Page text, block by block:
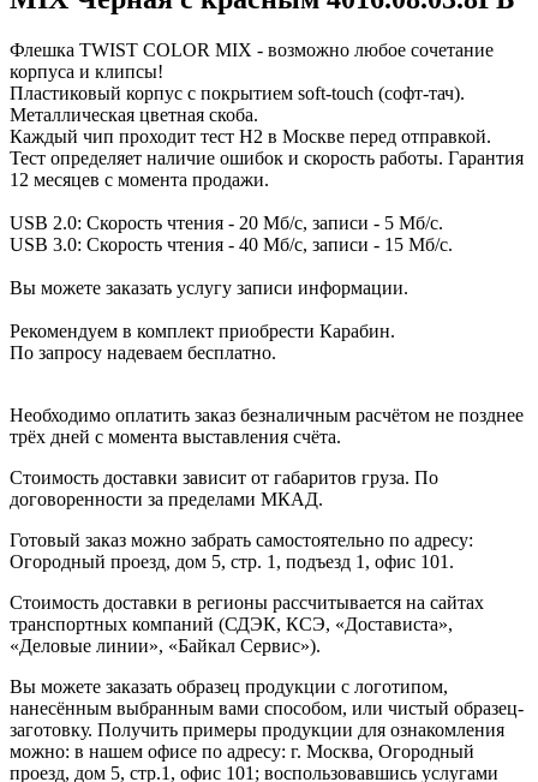
Флешка TWIST COLOR MIX - возможно любое сочетание
корпуса и клипсы!
Пластиковый корпус с покрытием soft-touch (софт-тач).
Металлическая цветная скоба.
Каждый чип проходит тест H2 в Москве перед отправкой.
Тест определяет наличие ошибок и скорость работы. Гарантия
12 месяцев с момента продажи.
USB 2.0: Скорость чтения - 20 Мб/с, записи - 5 Мб/с.
USB 3.0: Скорость чтения - 40 Мб/с, записи - 15 Мб/с.
Вы можете заказать услугу записи информации.
Рекомендуем в комплект приобрести Карабин.
По запросу надеваем бесплатно.
Необходимо оплатить заказ безналичным расчётом не позднее
трёх дней с момента выставления счёта.
Стоимость доставки зависит от габаритов груза. По
договоренности за пределами МКАД.
Готовый заказ можно забрать самостоятельно по адресу:
Огородный проезд, дом 5, стр. 1, подъезд 1, офис 101.
Стоимость доставки в регионы рассчитывается на сайтах
транспортных компаний (СДЭК, КСЭ, «Достависта»,
«Деловые линии», «Байкал Сервис»).
Вы можете заказать образец продукции с логотипом,
нанесённым выбранным вами способом, или чистый образец-
заготовку. Получить примеры продукции для ознакомления
можно: в нашем офисе по адресу: г. Москва, Огородный
проезд, дом 5, стр.1, офис 101; воспользовавшись услугами